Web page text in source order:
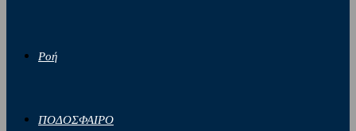
Ροή
ΠΟΔΟΣΦΑΙΡΟ